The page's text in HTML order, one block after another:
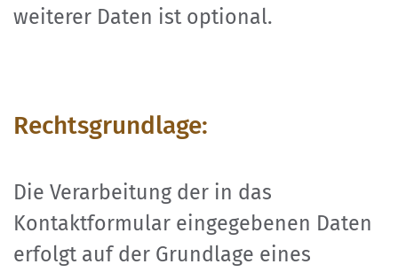
weiterer Daten ist optional.
Rechtsgrundlage:
Die Verarbeitung der in das
Kontaktformular eingegebenen Daten
erfolgt auf der Grundlage eines